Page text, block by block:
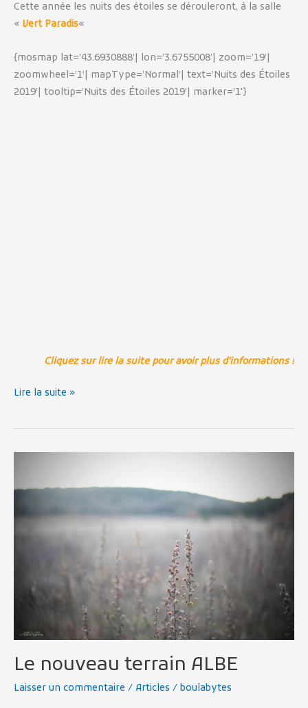
Cette année les nuits des étoiles se dérouleront, à la salle
« Vert Paradis«
{mosmap lat=’43.6930888’| lon=’3.6755008’| zoom=’19’|
zoomwheel=’1’| mapType=’Normal’| text=’Nuits des Étoiles
2019’| tooltip=’Nuits des Étoiles 2019’| marker=’1′}
Cliquez sur lire la suite pour avoir plus d’informations !
Lire la suite »
Le nouveau terrain ALBE
Laisser un commentaire / Articles / boulabytes